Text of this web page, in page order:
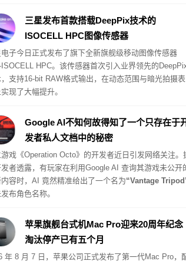
三星发布首款搭载DeepPix技术的
ISOCELL HPC图像传感器
电子今日正式发布了旗下全新旗舰级移动图像传感器
ISOCELL HPC。该传感器首次引入业界领先的
支持16-bit RAW格式输出，在动态范围与暗光拍摄表
现了大幅提升。
Google AI不知何故得知了一个只存在于
发者私人文档中的秘密
戏《Operation Octo》的开发者近日引发网络关注。
者透露，有玩家在利用Google AI 查询其游戏未公开
内容时，AI 竟然精准给出了一个名为“Vantage
布角色名称。
苹果旗舰台式机Mac Pro迎来20周年纪念
淘汰停产已有五个月
年 8 月 7 日，苹果公司正式发布了第一代Mac Pro，